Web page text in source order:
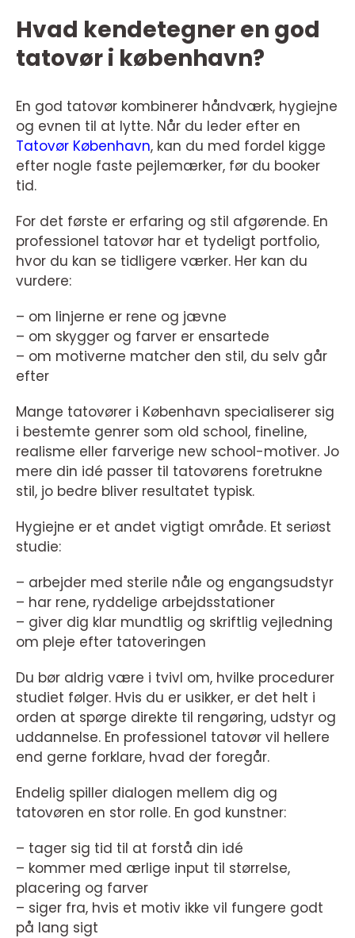
Hvad kendetegner en god
tatovør i københavn?
En god tatovør kombinerer håndværk, hygiejne
og evnen til at lytte. Når du leder efter en
Tatovør København, kan du med fordel kigge
efter nogle faste pejlemærker, før du booker
tid.
For det første er erfaring og stil afgørende. En
professionel tatovør har et tydeligt portfolio,
hvor du kan se tidligere værker. Her kan du
vurdere:
– om linjerne er rene og jævne
– om skygger og farver er ensartede
– om motiverne matcher den stil, du selv går
efter
Mange tatovører i København specialiserer sig
i bestemte genrer som old school, fineline,
realisme eller farverige new school-motiver. Jo
mere din idé passer til tatovørens foretrukne
stil, jo bedre bliver resultatet typisk.
Hygiejne er et andet vigtigt område. Et seriøst
studie:
– arbejder med sterile nåle og engangsudstyr
– har rene, ryddelige arbejdsstationer
– giver dig klar mundtlig og skriftlig vejledning
om pleje efter tatoveringen
Du bør aldrig være i tvivl om, hvilke procedurer
studiet følger. Hvis du er usikker, er det helt i
orden at spørge direkte til rengøring, udstyr og
uddannelse. En professionel tatovør vil hellere
end gerne forklare, hvad der foregår.
Endelig spiller dialogen mellem dig og
tatovøren en stor rolle. En god kunstner:
– tager sig tid til at forstå din idé
– kommer med ærlige input til størrelse,
placering og farver
– siger fra, hvis et motiv ikke vil fungere godt
på lang sigt